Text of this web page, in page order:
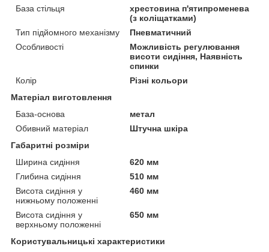
База стільця
хрестовина п'ятипроменева
(з коліщатками)
Тип підйомного механізму
Пневматичний
Особливості
Можливість регулювання
висоти сидіння, Наявність
спинки
Колір
Різні кольори
Матеріал виготовлення
База-основа
метал
Обивний матеріал
Штучна шкіра
Габаритні розміри
Ширина сидіння
620 мм
Глибина сидіння
510 мм
Висота сидіння у
нижньому положенні
460 мм
Висота сидіння у
верхньому положенні
650 мм
Користувальницькі характеристики